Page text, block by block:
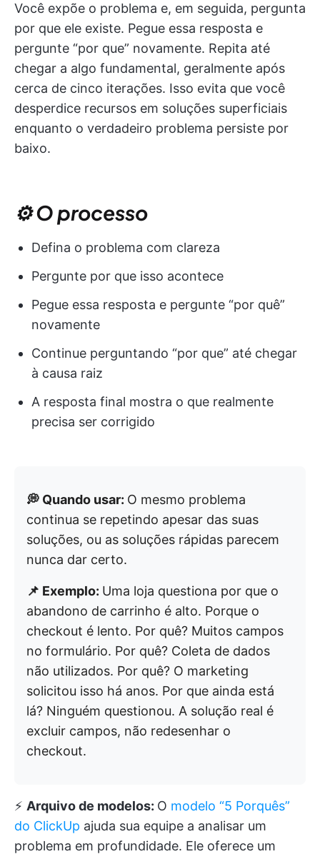
Você expõe o problema e, em seguida, pergunta
por que ele existe. Pegue essa resposta e
pergunte “por que” novamente. Repita até
chegar a algo fundamental, geralmente após
cerca de cinco iterações. Isso evita que você
desperdice recursos em soluções superficiais
enquanto o verdadeiro problema persiste por
baixo.
⚙️ O processo
Defina o problema com clareza
Pergunte por que isso acontece
Pegue essa resposta e pergunte “por quê”
novamente
Continue perguntando “por que” até chegar
à causa raiz
A resposta final mostra o que realmente
precisa ser corrigido
💭 Quando usar: O mesmo problema
continua se repetindo apesar das suas
soluções, ou as soluções rápidas parecem
nunca dar certo.
📌 Exemplo: Uma loja questiona por que o
abandono de carrinho é alto. Porque o
checkout é lento. Por quê? Muitos campos
no formulário. Por quê? Coleta de dados
não utilizados. Por quê? O marketing
solicitou isso há anos. Por que ainda está
lá? Ninguém questionou. A solução real é
excluir campos, não redesenhar o
checkout.
⚡️ Arquivo de modelos: O modelo “5 Porquês”
do ClickUp ajuda sua equipe a analisar um
problema em profundidade. Ele oferece um